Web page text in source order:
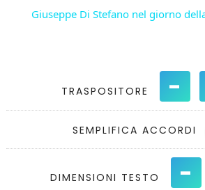
Giuseppe Di Stefano nel giorno
TRASPOSITORE -
SEMPLIFICA ACCORDI
DIMENSIONI TESTO -